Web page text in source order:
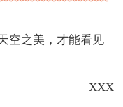
空之美，才能看见
XXX